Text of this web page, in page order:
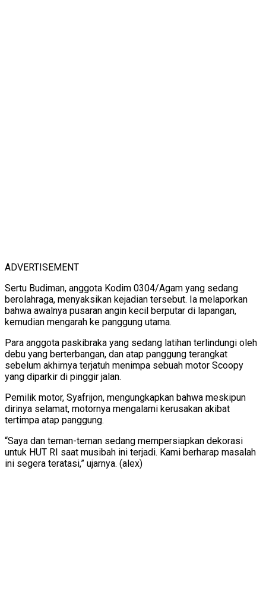
ADVERTISEMENT
Sertu Budiman, anggota Kodim 0304/Agam yang sedang
berolahraga, menyaksikan kejadian tersebut. Ia melaporkan
bahwa awalnya pusaran angin kecil berputar di lapangan,
kemudian mengarah ke panggung utama.
Para anggota paskibraka yang sedang latihan terlindungi oleh
debu yang berterbangan, dan atap panggung terangkat
sebelum akhirnya terjatuh menimpa sebuah motor Scoopy
yang diparkir di pinggir jalan.
Pemilik motor, Syafrijon, mengungkapkan bahwa meskipun
dirinya selamat, motornya mengalami kerusakan akibat
tertimpa atap panggung.
“Saya dan teman-teman sedang mempersiapkan dekorasi
untuk HUT RI saat musibah ini terjadi. Kami berharap masalah
ini segera teratasi,” ujarnya. (alex)